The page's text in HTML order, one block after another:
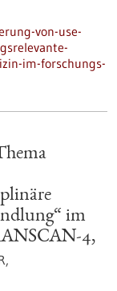
von-use-
im-forschungs-
im
4,